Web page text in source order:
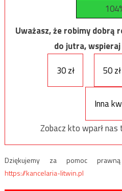
Uważasz, że robimy dobrą
do jutra,
30 zł
50 zł
Inna
Zobacz kto wparł nas
Dziękujemy za pomoc
https://kancelaria-litwin.pl